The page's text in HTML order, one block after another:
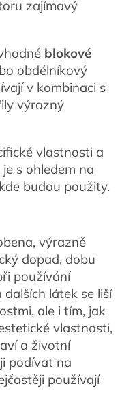
zajímavý
blokové
obdélníkový
v kombinaci s
výrazný
vlastnosti a
s ohledem na
budou použity.
výrazně
dopad, dobu
používání
dalších látek se liší
ale i tím, jak
vlastnosti,
a životní
podívat na
používají